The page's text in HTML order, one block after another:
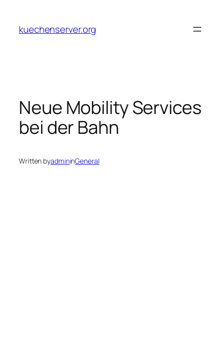
content
kuechenserver.org
Neue Mobility Services
bei der Bahn
Written byadmininGeneral